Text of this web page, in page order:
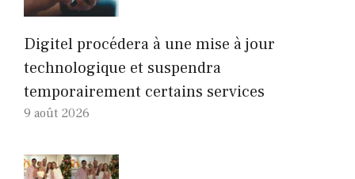
Digitel procédera à une mise à jour
technologique et suspendra
temporairement certains services
9 août 2026